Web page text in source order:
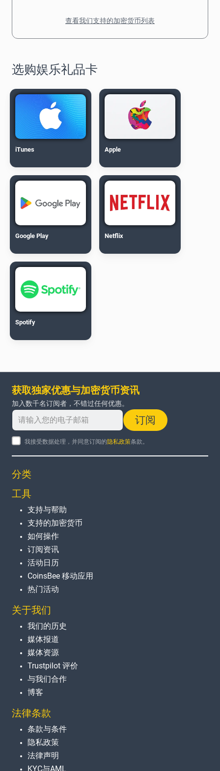
查看我们支持的加密货币列表
选购娱乐礼品卡
iTunes Apple
Google Play Netflix
Spotify
获取独家优惠与加密货币资讯
加入数千名订阅者，不错过任何优惠。
订阅
我接受数据处理，并同意订阅的隐私政策条款。
分类
工具
支持与帮助
支持的加密货币
如何操作
订阅资讯
活动日历
CoinsBee 移动应用
热门活动
关于我们
我们的历史
媒体报道
媒体资源
Trustpilot 评价
与我们合作
博客
法律条款
条款与条件
隐私政策
法律声明
KYC与AML